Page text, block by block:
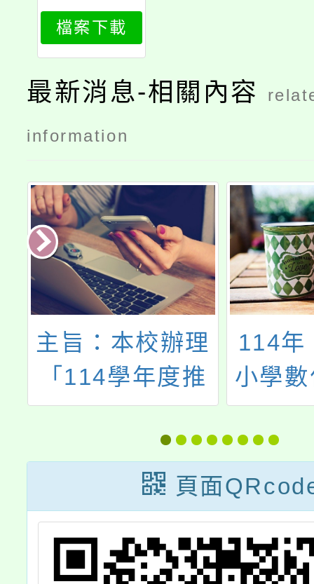
440222
檔案下載
最新消息-相關內容
information
114年「推動中
小學數位學習精
進方案」教師增
能研習(5月場) -
修正
114年
題推
坊」
頁面